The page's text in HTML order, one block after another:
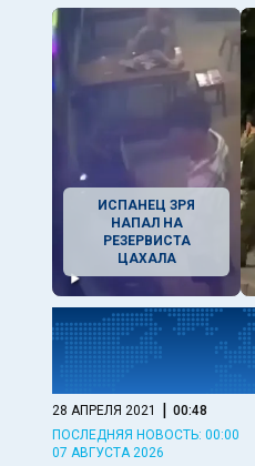
ИСПАНЕЦ ЗРЯ
НАПАЛ НА
РЕЗЕРВИСТА
ЦАХАЛА
28 АПРЕЛЯ 2021 | 00:48
ПОСЛЕДНЯЯ НОВОСТЬ: 00:00
07 АВГУСТА 2026